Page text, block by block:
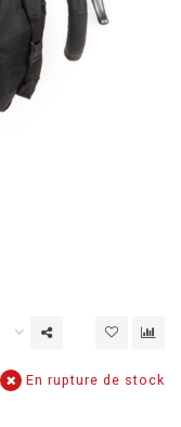
En rupture de stock